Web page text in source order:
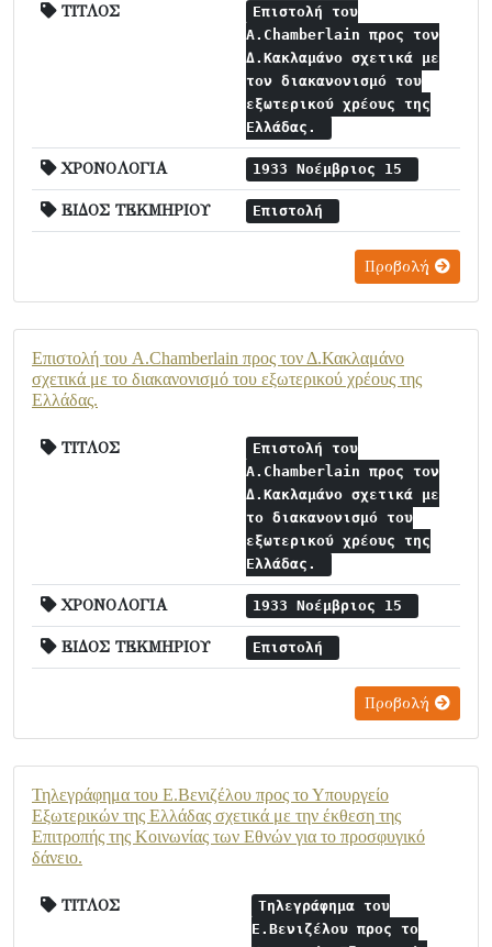
ΤΙΤΛΟΣ
Επιστολή του
A.Chamberlain προς τον
Δ.Κακλαμάνο σχετικά με
τον διακανονισμό του
εξωτερικού χρέους της
Ελλάδας.
ΧΡΟΝΟΛΟΓΙΑ 1933 Νοέμβριος 15
ΕΙΔΟΣ ΤΕΚΜΗΡΙΟΥ Επιστολή
Προβολή
Επιστολή του A.Chamberlain προς τον Δ.Κακλαμάνο
σχετικά με το διακανονισμό του εξωτερικού χρέους της
Ελλάδας.
ΤΙΤΛΟΣ
Επιστολή του
A.Chamberlain προς τον
Δ.Κακλαμάνο σχετικά με
το διακανονισμό του
εξωτερικού χρέους της
Ελλάδας.
ΧΡΟΝΟΛΟΓΙΑ 1933 Νοέμβριος 15
ΕΙΔΟΣ ΤΕΚΜΗΡΙΟΥ Επιστολή
Προβολή
Τηλεγράφημα του Ε.Βενιζέλου προς το Υπουργείο
Εξωτερικών της Ελλάδας σχετικά με την έκθεση της
Επιτροπής της Κοινωνίας των Εθνών για το προσφυγικό
δάνειο.
ΤΙΤΛΟΣ
Τηλεγράφημα του
Ε.Βενιζέλου προς το